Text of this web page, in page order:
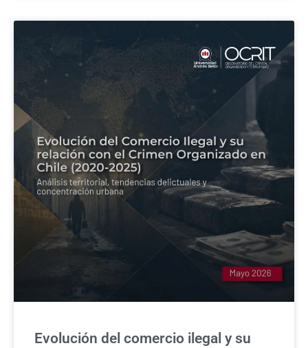
Evolución del comercio ilegal y su